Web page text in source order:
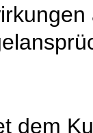
dem